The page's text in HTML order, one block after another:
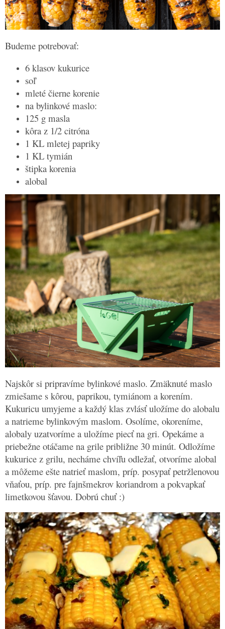
Budeme potrebovať:
6 klasov kukurice
soľ
mleté čierne korenie
na bylinkové maslo:
125 g masla
kôra z 1/2 citróna
1 KL mletej papriky
1 KL tymián
štipka korenia
alobal
Najskôr si pripravíme bylinkové maslo. Zmäknuté maslo
zmiešame s kôrou, paprikou, tymiánom a korením.
Kukuricu umyjeme a každý klas zvlásť uložíme do alobalu
a natrieme bylinkovým maslom. Osolíme, okoreníme,
alobaly uzatvoríme a uložíme piecť na gri. Opekáme a
priebežne otáčame na grile približne 30 minút. Odložíme
kukurice z grilu, necháme chvíľu odležať, otvoríme alobal
a môžeme ešte natrieť maslom, príp. posypať petržlenovou
vňaťou, príp. pre fajnšmekrov koriandrom a pokvapkať
limetkovou šťavou. Dobrú chuť :)